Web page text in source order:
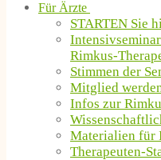
Für Ärzte
STARTEN Sie
Rimkus-
Stimmen der
Mitglied
Infos zur
Materialien für
Therapeuten-